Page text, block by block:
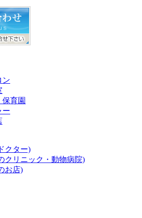
ン
育園
ー
クター)
クリニック・動物病院)
お店)